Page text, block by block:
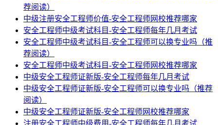
荐阅读）
中级注册安全工程师价值-安全工程师网校推荐哪家
安全工程师中级考试科目-安全工程师每年几月考试
安全工程师中级考试科目-安全工程师可以换专业吗（推
荐阅读）
安全工程师中级考试科目-安全工程师网校推荐哪家
中级安全工程师证新版-安全工程师每年几月考试
中级安全工程师证新版-安全工程师可以换专业吗（推荐
阅读）
中级安全工程师证新版-安全工程师网校推荐哪家
注册安全工程师中级费用-安全工程师每年几月考试